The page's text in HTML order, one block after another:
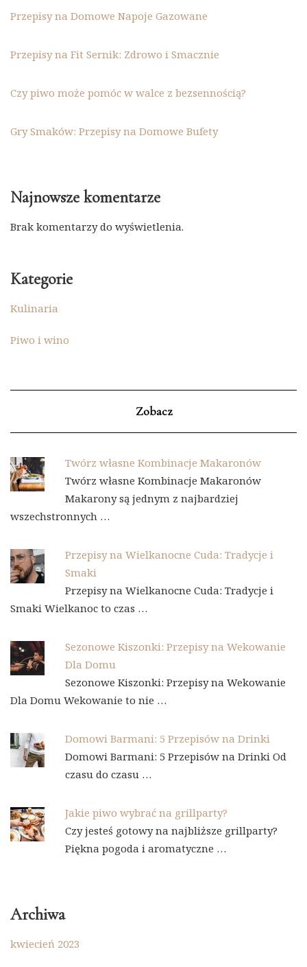
Przepisy na Domowe Napoje Gazowane
Przepisy na Fit Sernik: Zdrowo i Smacznie
Czy piwo może pomóc w walce z bezsennością?
Gry Smaków: Przepisy na Domowe Bufety
Najnowsze komentarze
Brak komentarzy do wyświetlenia.
Kategorie
Kulinaria
Piwo i wino
Zobacz
Twórz własne Kombinacje Makaronów
Twórz własne Kombinacje Makaronów
Makarony są jednym z najbardziej
wszechstronnych …
Przepisy na Wielkanocne Cuda: Tradycje i
Smaki
Przepisy na Wielkanocne Cuda: Tradycje i
Smaki Wielkanoc to czas …
Sezonowe Kiszonki: Przepisy na Wekowanie
Dla Domu
Sezonowe Kiszonki: Przepisy na Wekowanie
Dla Domu Wekowanie to nie …
Domowi Barmani: 5 Przepisów na Drinki
Domowi Barmani: 5 Przepisów na Drinki Od
czasu do czasu …
Jakie piwo wybrać na grillparty?
Czy jesteś gotowy na najbliższe grillparty?
Piękna pogoda i aromatyczne …
Archiwa
kwiecień 2023